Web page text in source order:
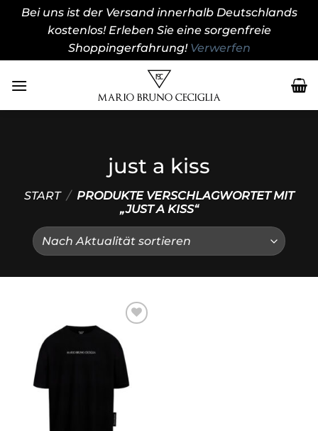
Bei uns ist der Versand innerhalb Deutschlands
kostenlos! Erleben Sie eine sorgenfreie
Shoppingerfahrung! Verwerfen
Inhalt
just a kiss
START / PRODUKTE VERSCHLAGWORTET MIT
„JUST A KISS“
wishlist